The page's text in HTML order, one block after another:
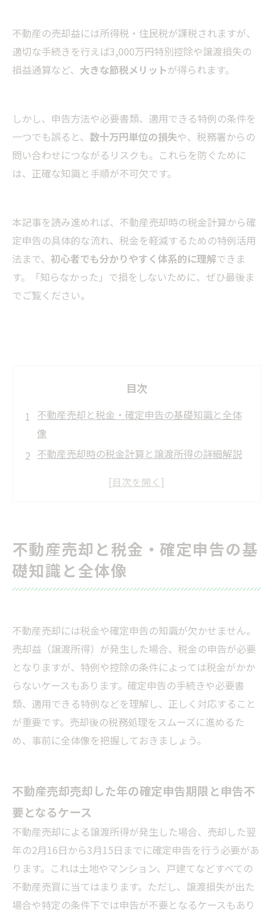
不動産の売却益には所得税・住民税が課税されますが、
適切な手続きを行えば3,000万円特別控除や譲渡損失の
損益通算など、 大きな節税メリットが得られます。
しかし、申告方法や必要書類、適用できる特例の条件を
一つでも誤ると、 数十万円単位の損失や、税務署からの
問い合わせにつながるリスクも。これらを防ぐために
は、正確な知識と手順が不可欠です。
本記事を読み進めれば、不動産売却時の税金計算から確
定申告の具体的な流れ、税金を軽減するための特例活用
法まで、 初心者でも分かりやすく体系的に理解できま
す。「知らなかった」で損をしないために、ぜひ最後ま
でご覧ください。
目次
不動産売却と税金・確定申告の基礎知識と全体
像
不動産売却時の税金計算と譲渡所得の詳細解説
確定申告の手続きと必要書類の詳細ガイド
不動産売却に関するよくある質問
電子申告の普及と今後の確定申告手続きの変化
まとめ
会社概要
不動産売却と税金・確定申告の基
礎知識と全体像
不動産売却には税金や確定申告の知識が欠かせません。
売却益（譲渡所得）が発生した場合、税金の申告が必要
となりますが、特例や控除の条件によっては税金がかか
らないケースもあります。確定申告の手続きや必要書
類、適用できる特例などを理解し、正しく対応すること
が重要です。売却後の税務処理をスムーズに進めるた
め、事前に全体像を把握しておきましょう。
不動産売却売却した年の確定申告期限と申告不
要となるケース
不動産売却による譲渡所得が発生した場合、売却した翌
年の2月16日から3月15日までに確定申告を行う必要があ
ります。これは土地やマンション、戸建てなどすべての
不動産売買に当てはまります。ただし、譲渡損失が出た
場合や特定の条件下では申告が不要となるケースもあり